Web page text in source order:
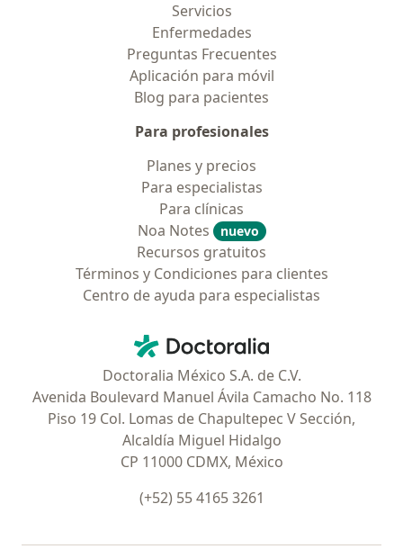
Servicios
Enfermedades
Preguntas Frecuentes
Aplicación para móvil
Blog para pacientes
Para profesionales
Planes y precios
Para especialistas
Para clínicas
Noa Notes
nuevo
Recursos gratuitos
Términos y Condiciones para clientes
Centro de ayuda para especialistas
Doctoralia - Página de inicio
Doctoralia México S.A. de C.V.
Avenida Boulevard Manuel Ávila Camacho No. 118
Piso 19 Col. Lomas de Chapultepec V Sección,
Alcaldía Miguel Hidalgo
CP 11000 CDMX, México
(+52) 55 4165 3261